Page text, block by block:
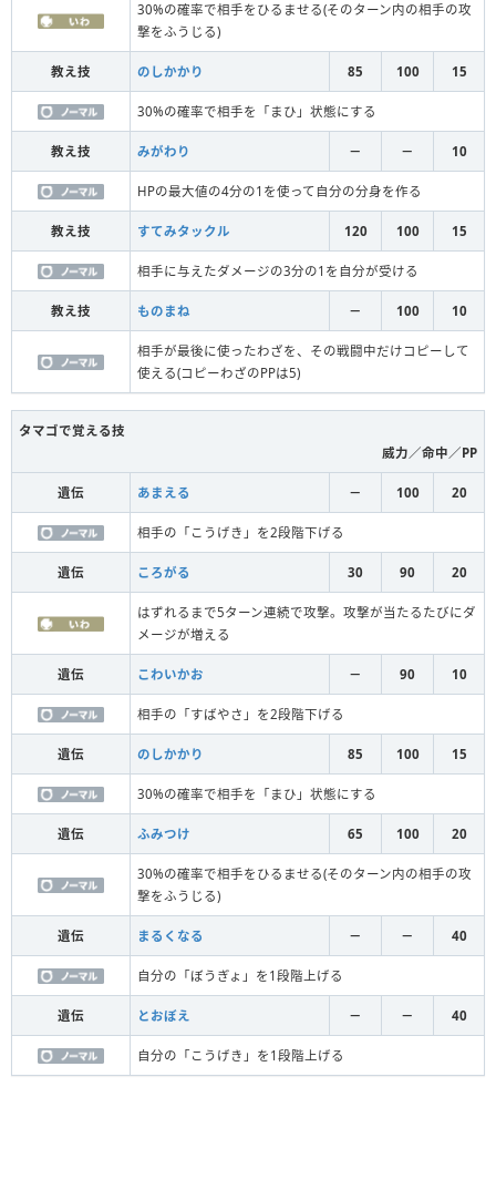
30%の確率で相手をひるませる(そのターン内の相手の攻
撃をふうじる)
教え技 のしかかり 85 100 15
30%の確率で相手を「まひ」状態にする
教え技 みがわり － － 10
HPの最大値の4分の1を使って自分の分身を作る
教え技 すてみタックル 120 100 15
相手に与えたダメージの3分の1を自分が受ける
教え技 ものまね － 100 10
相手が最後に使ったわざを、その戦闘中だけコピーして
使える(コピーわざのPPは5)
タマゴで覚える技
威力／命中／PP
遺伝 あまえる － 100 20
相手の「こうげき」を2段階下げる
遺伝 ころがる 30 90 20
はずれるまで5ターン連続で攻撃。攻撃が当たるたびにダ
メージが増える
遺伝 こわいかお － 90 10
相手の「すばやさ」を2段階下げる
遺伝 のしかかり 85 100 15
30%の確率で相手を「まひ」状態にする
遺伝 ふみつけ 65 100 20
30%の確率で相手をひるませる(そのターン内の相手の攻
撃をふうじる)
遺伝 まるくなる － － 40
自分の「ぼうぎょ」を1段階上げる
遺伝 とおぼえ － － 40
自分の「こうげき」を1段階上げる